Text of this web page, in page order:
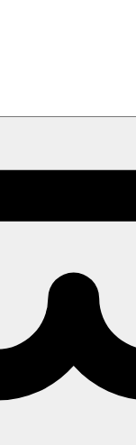
bar, bazén, lehátka
minibar za poplatek,